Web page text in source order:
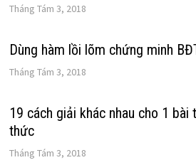
Tháng Tám 3, 2018
Dùng hàm lồi lõm chứng minh
Tháng Tám 3, 2018
19 cách giải khác nhau cho 1 bài
thức
Tháng Tám 3, 2018